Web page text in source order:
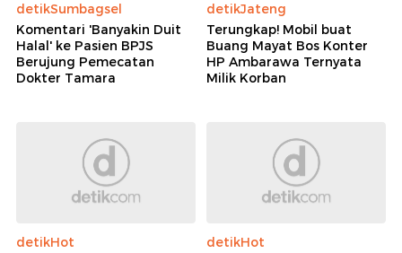
detikSumbagsel
Komentari 'Banyakin Duit
Halal' ke Pasien BPJS
Berujung Pemecatan
Dokter Tamara
detikJateng
Terungkap! Mobil buat
Buang Mayat Bos Konter
HP Ambarawa Ternyata
Milik Korban
detikHot
detikHot